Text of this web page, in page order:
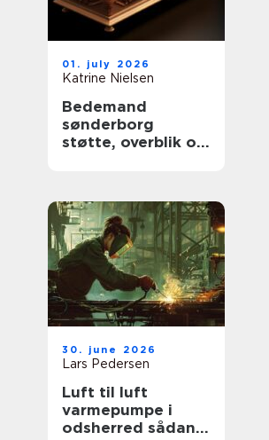
01. july 2026
Katrine Nielsen
Bedemand
sønderborg
støtte, overblik og
30. june 2026
Lars Pedersen
Luft til luft
varmepumpe i
odsherred sådan